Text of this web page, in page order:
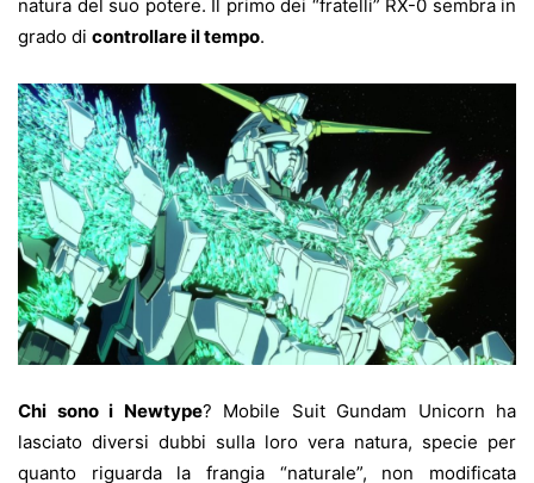
natura del suo potere. Il primo dei “fratelli” RX-0 sembra in
grado di controllare il tempo.
Chi sono i Newtype? Mobile Suit Gundam Unicorn ha
lasciato diversi dubbi sulla loro vera natura, specie per
quanto riguarda la frangia “naturale”, non modificata